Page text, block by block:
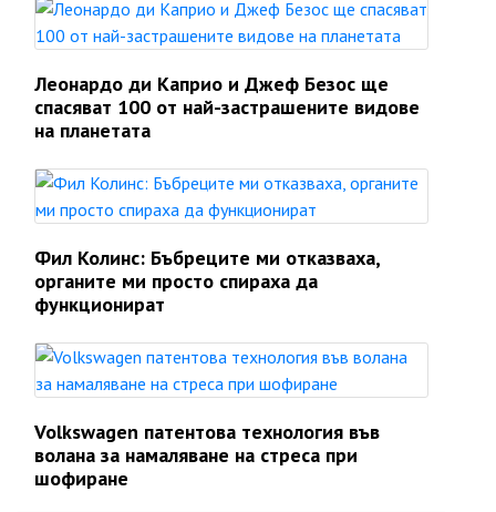
Леонардо ди Каприо и Джеф Безос ще
спасяват 100 от най-застрашените видове
на планетата
Фил Колинс: Бъбреците ми отказваха,
органите ми просто спираха да
функционират
Volkswagen патентова технология във
волана за намаляване на стреса при
шофиране